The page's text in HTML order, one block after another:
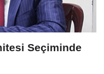
Seçiminde